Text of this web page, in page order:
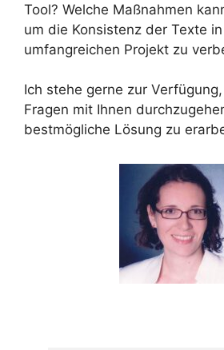
Tool? Welche Maßnahmen
um die Konsistenz der Texte
umfangreichen Projekt zu
Ich stehe gerne zur
Fragen mit Ihnen
bestmögliche Lösung zu